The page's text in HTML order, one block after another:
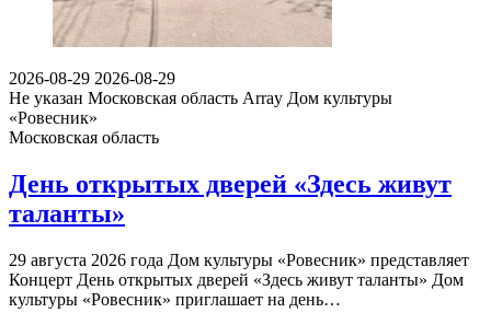
2026-08-29 2026-08-29
Не указан Московская область Array Дом культуры
«Ровесник»
Московская область
День открытых дверей «Здесь живут
таланты»
29 августа 2026 года Дом культуры «Ровесник» представляет
Концерт День открытых дверей «Здесь живут таланты» Дом
культуры «Ровесник» приглашает на день…